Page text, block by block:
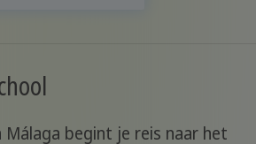
Málaga begint je reis naar het